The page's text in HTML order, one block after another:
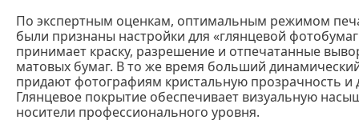
По экспертным оценкам, оптимальным режимом
были признаны настройки для «глянцевой
принимает краску, разрешение и отпечатанные
матовых бумаг. В то же время больший
придают фотографиям кристальную прозрачность и
Глянцевое покрытие обеспечивает визуальную
носители профессионального уровня.